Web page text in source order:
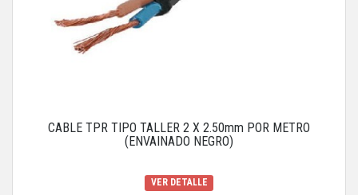
CABLE TPR TIPO TALLER 2 X 2.50mm POR METRO
(ENVAINADO NEGRO)
VER DETALLE